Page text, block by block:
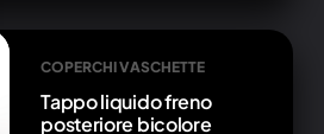
COPERCHI VASCHETTE
Tappo liquido freno
posteriore bicolore